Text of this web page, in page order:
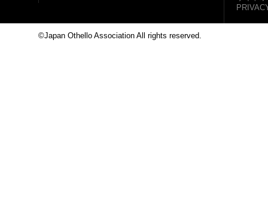
©Japan Othello Association All rights reserved.